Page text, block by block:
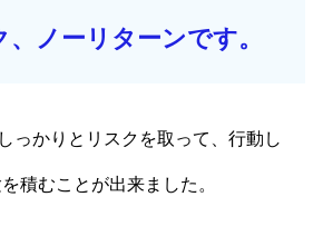
ノーリターンです。
っかりとリスクを取って、行動し
積むことが出来ました。